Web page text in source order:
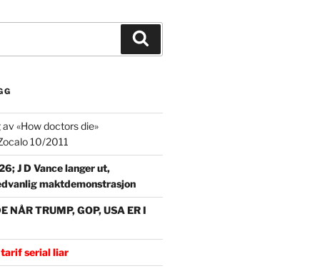
«How doctors die»
10/2011
J D Vance langer ut,
maktdemonstrasjon
NÅR TRUMP, GOP, USA ER I
serial liar